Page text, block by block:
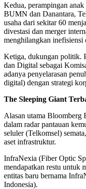
Kedua, perampingan anak
BUMN dan Danantara,
usaha dari sekitar 60
divestasi dan merger
menghilangkan inefisiensi
Ketiga, dukungan politik.
dan Digital sebagai
adanya penyelarasan
digital) dengan strategi
The Sleeping Giant
Alasan utama Bloomberg
dalam radar pantauan
seluler (Telkomsel)
aset infrastruktur.
InfraNexia (Fiber Optic
mendapatkan restu untuk
entitas baru bernama
Indonesia).